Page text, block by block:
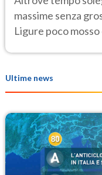
massime senza
Ligure poco mosso
Ultime news